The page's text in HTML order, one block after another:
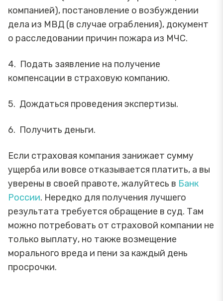
компанией), постановление о возбуждении
дела из МВД (в случае ограбления), документ
о расследовании причин пожара из МЧС.
4. Подать заявление на получение
компенсации в страховую компанию.
5. Дождаться проведения экспертизы.
6. Получить деньги.
Если страховая компания занижает сумму
ущерба или вовсе отказывается платить, а вы
уверены в своей правоте, жалуйтесь в Банк
России. Нередко для получения лучшего
результата требуется обращение в суд. Там
можно потребовать от страховой компании не
только выплату, но также возмещение
морального вреда и пени за каждый день
просрочки.